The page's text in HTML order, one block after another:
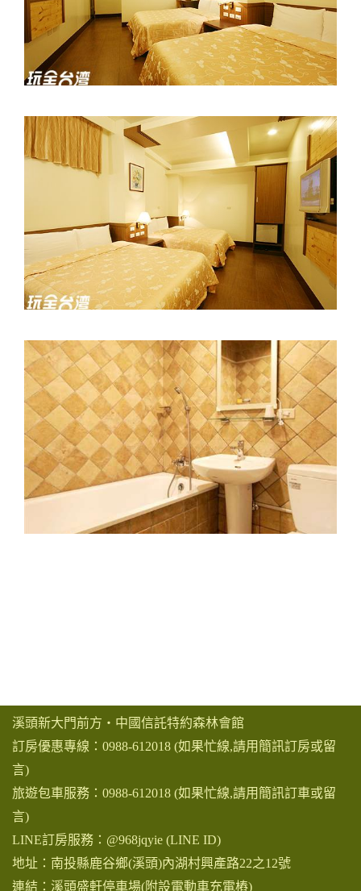
溪頭新大門前方‧中國信託特約森林會館
訂房優惠專線： 0988-612018 (如果忙線,請用簡訊訂房或留
言)
旅遊包車服務： 0988-612018 (如果忙線,請用簡訊訂車或留
言)
LINE訂房服務： @968jqyie (LINE ID)
地址：南投縣鹿谷鄉(溪頭)內湖村興產路22之12號
連結： 溪頭盛軒停車場(附設電動車充電樁)